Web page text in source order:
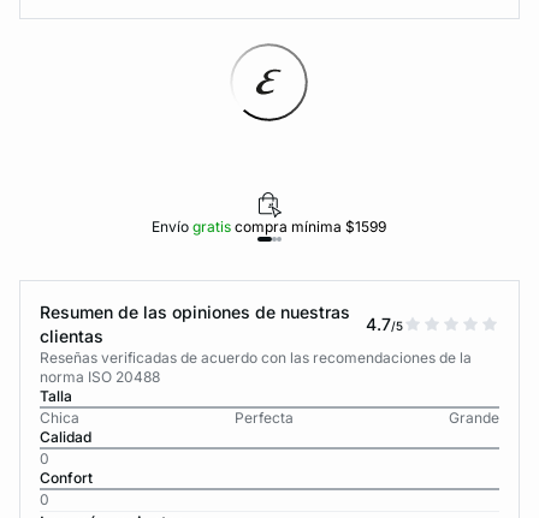
Envíogratiscompra mínima $1599
Resumen de las opiniones de nuestras
clientas
4.7/5
Reseñas verificadas de acuerdo con las recomendaciones de la
norma ISO 20488
Talla
Chica
Perfecta
Grande
Calidad
0
Confort
0